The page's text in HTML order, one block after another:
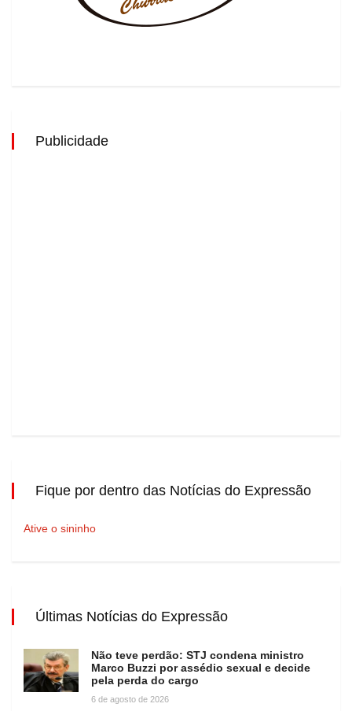
Publicidade
Fique por dentro das Notícias do Expressão
Ative o sininho
Últimas Notícias do Expressão
Não teve perdão: STJ condena ministro
Marco Buzzi por assédio sexual e decide
pela perda do cargo
6 de agosto de 2026